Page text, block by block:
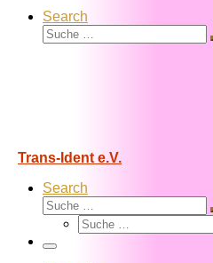
Search
Suche
Trans-Ident e.V.
Search
Suche
Suche
Menü